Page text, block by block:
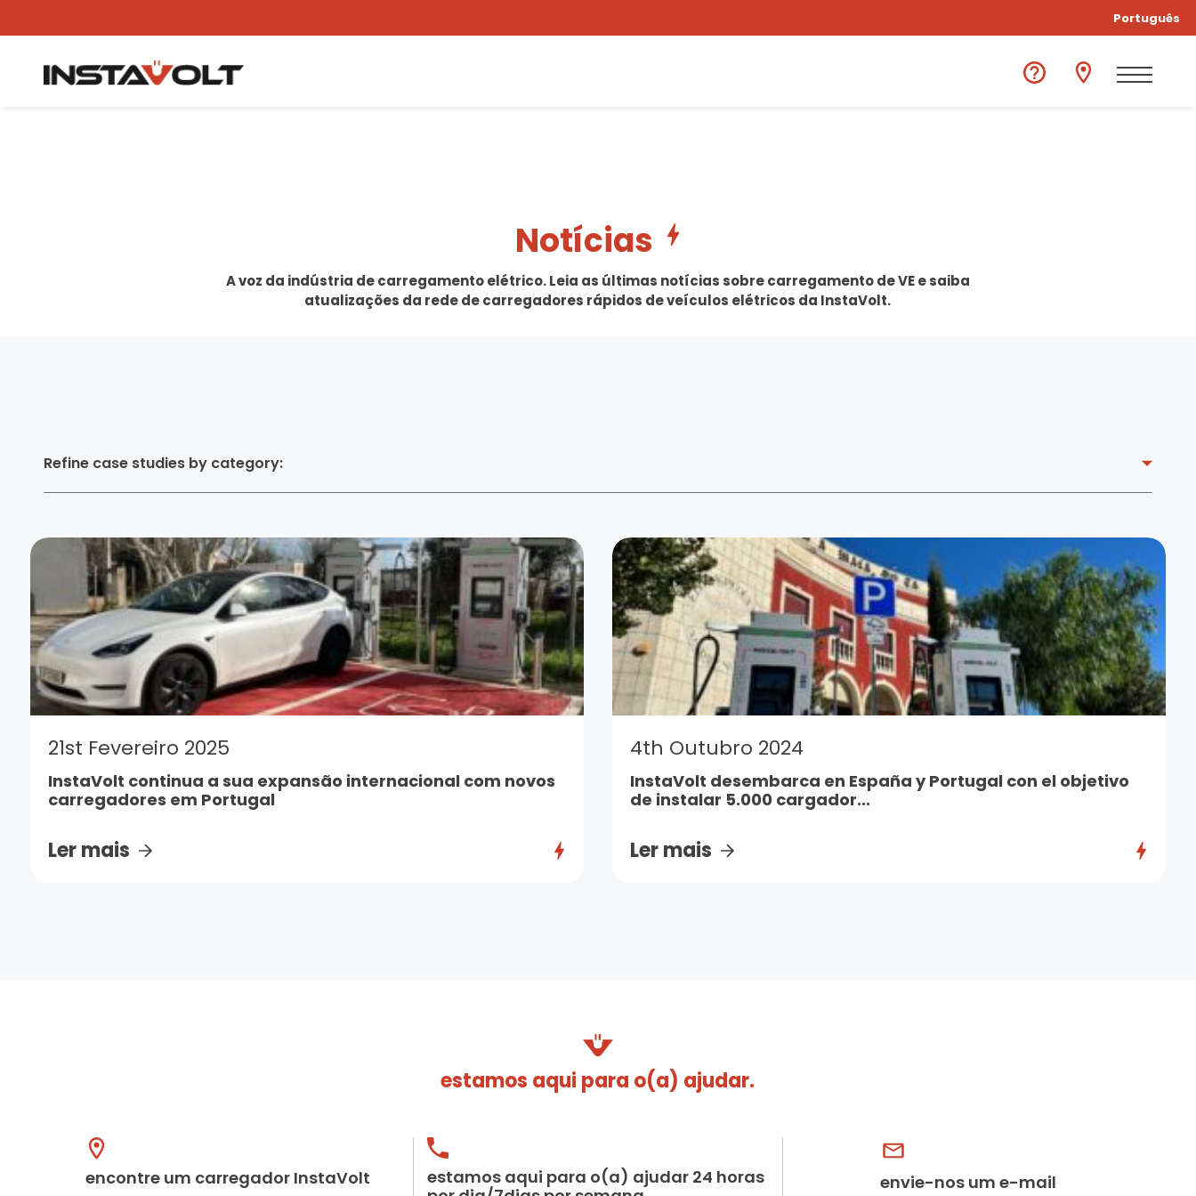
Português
Notícias
A voz da indústria de carregamento elétrico. Leia as últimas notícias sobre carregamento de VE e saiba
atualizações da rede de carregadores rápidos de veículos elétricos da InstaVolt.
Refine case studies by category:
21st Fevereiro 2025
InstaVolt continua a sua expansão internacional com novos
carregadores em Portugal
Ler mais
4th Outubro 2024
InstaVolt desembarca en España y Portugal con el objetivo
de instalar 5.000 cargador...
Ler mais
estamos aqui para o(a) ajudar.
encontre um carregador InstaVolt
estamos aqui para o(a) ajudar 24 horas
envie-nos um e-mail